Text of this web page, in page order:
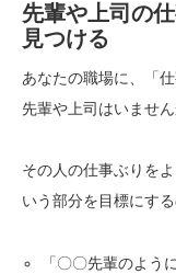
先輩や上司の
見つける
あなたの職場に、「
先輩や上司はいません
その人の仕事ぶりを
いう部分を目標にす
「〇〇先輩のよう